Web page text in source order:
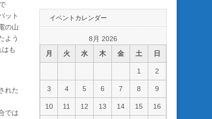
ット
の山
よう
も
れた
では
イベントカレンダー
8月 2026
月
火 水 木 金 土 日
1 2
3 4 5 6 7 8 9
10 11 12 13 14 15 16